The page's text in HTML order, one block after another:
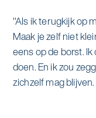
"Als ik terugkijk op
Maak je zelf niet
eens op de borst.
doen. En ik zou
zichzelf mag blijven.